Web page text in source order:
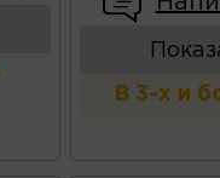
В 3-х и